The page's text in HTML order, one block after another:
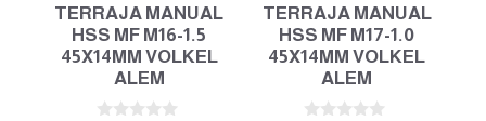
TERRAJA MANUAL
HSS MF M16-1.5
45X14MM VOLKEL
ALEM
TERRAJA MANUAL
HSS MF M17-1.0
45X14MM VOLKEL
ALEM